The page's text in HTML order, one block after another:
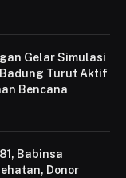
Gelar Simulasi
Badung Turut Aktif
Bencana
Babinsa
Donor